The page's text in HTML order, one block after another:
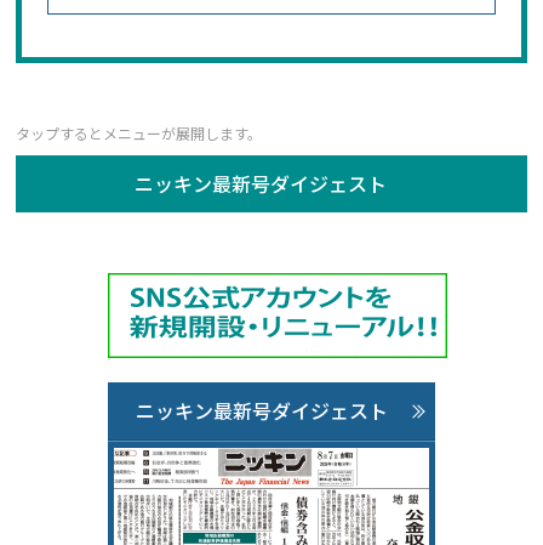
ニッキン最新号ダイジェスト
ニッキン最新号ダイジェスト